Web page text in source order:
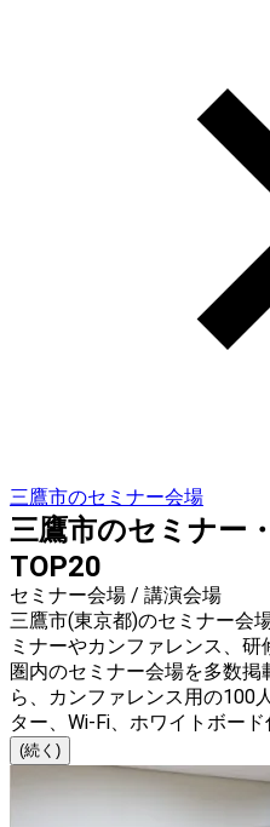
三鷹市のセミナー会場
三鷹市のセミナー
TOP20
セミナー会場 / 講演会場
三鷹市(東京都)のセミナー会
ミナーやカンファレンス、
圏内のセミナー会場を多数
ら、カンファレンス用の100
ター、Wi-Fi、ホワイトボード
(続く)